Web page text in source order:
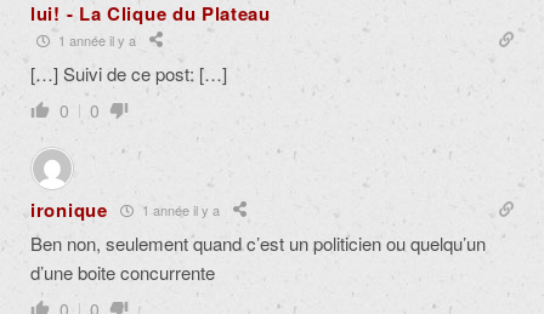
lui! - La Clique du Plateau
1 année il y a
[…] Suivi de ce post: […]
0 0
ironique 1 année il y a
Ben non, seulement quand c’est un politicien ou quelqu’un
d’une boite concurrente